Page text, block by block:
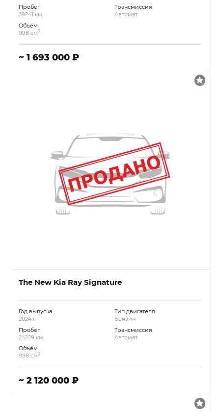
Пробег
39241 км.
Объём
998 см3
Трансмиссия
Автомат
~ 1 693 000 ₽
The New Kia Ray Signature
Год выпуска
2024 г.
Пробег
24229 км.
Объём
998 см3
Тип двигателя
Бензин
Трансмиссия
Автомат
~ 2 120 000 ₽